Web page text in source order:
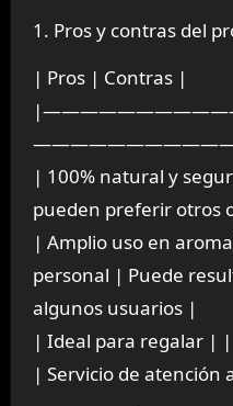
1. Pros y contras del
| Pros | Contras |
| 100% natural y
pueden preferir otros
| Amplio uso en
personal | Puede
algunos usuarios |
| Ideal para regalar | |
| Servicio de